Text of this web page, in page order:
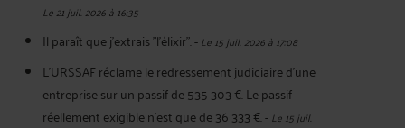
Le 21 juil. 2026 à 16:35
Il paraît que j'extrais "l'élixir".-Le 15 juil. 2026 à 17:08
L'URSSAF réclame le redressement judiciaire d'une
entreprise sur un passif de 535 303 €. Le passif
réellement exigible n'est que de 36 333 €.-Le 15 juil.